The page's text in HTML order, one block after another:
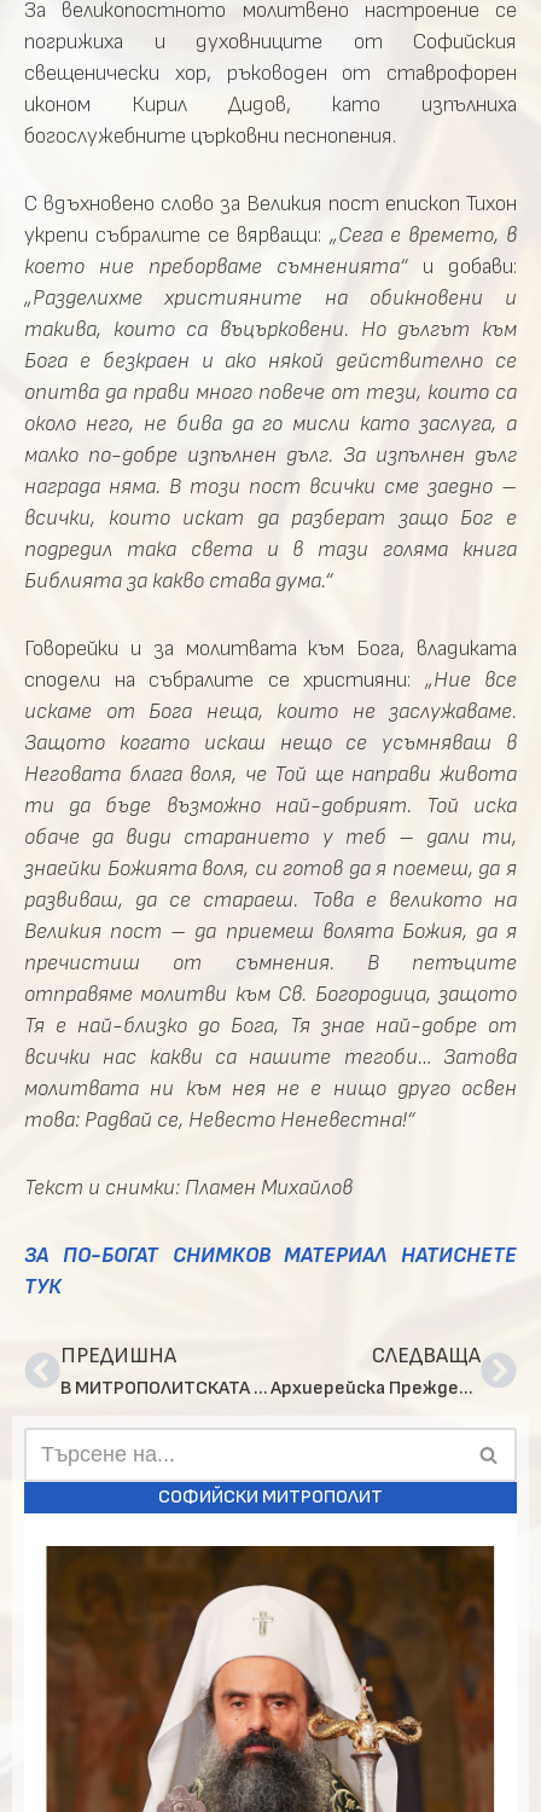
За великопостното молитвено настроение се
погрижиха и духовниците от Софийския
свещенически хор, ръководен от ставрофорен
иконом Кирил Дидов, като изпълниха
богослужебните църковни песнопения.
С вдъхновено слово за Великия пост епископ Тихон
укрепи събралите се вярващи: „Сега е времето, в
което ние преборваме съмненията“ и добави:
„Разделихме християните на обикновени и
такива, които са въцърковени. Но дългът към
Бога е безкраен и ако някой действително се
опитва да прави много повече от тези, които са
около него, не бива да го мисли като заслуга, а
малко по-добре изпълнен дълг. За изпълнен дълг
награда няма. В този пост всички сме заедно –
всички, които искат да разберат защо Бог е
подредил така света и в тази голяма книга
Библията за какво става дума.“
Говорейки и за молитвата към Бога, владиката
сподели на събралите се християни: „Ние все
искаме от Бога неща, които не заслужаваме.
Защото когато искаш нещо се усъмняваш в
Неговата блага воля, че Той ще направи живота
ти да бъде възможно най-добрият. Той иска
обаче да види старанието у теб – дали ти,
знаейки Божията воля, си готов да я поемеш, да я
развиваш, да се стараеш. Това е великото на
Великия пост – да приемеш волята Божия, да я
пречистиш от съмнения. В петъците
отправяме молитви към Св. Богородица, защото
Тя е най-близко до Бога, Тя знае най-добре от
всички нас какви са нашите тегоби… Затова
молитвата ни към нея не е нищо друго освен
това: Радвай се, Невесто Неневестна!“
Текст и снимки: Пламен Михайлов
ЗА ПО-БОГАТ СНИМКОВ МАТЕРИАЛ НАТИСНЕТЕ
ТУК
ПРЕДИШНА
В МИТРОПОЛИТСКАТА КАТЕДАЛА „СВ. НЕДЕЛЯ“ СЪБОРНО БЕ ПРОЧЕТЕН ЦЕЛИЯТ БОГОРОДИЧЕН АКАТИСТ
СЛЕДВАЩА
Архиерейска Преждеосвещена св. Литургия бе извършена в храм „Св. Георги Победоносец“, с. Сестримо
СОФИЙСКИ МИТРОПОЛИТ